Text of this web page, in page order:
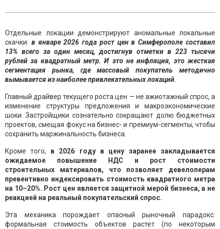
Отдельные локации демонстрируют аномальные локальные
скачки: в январе 2026 года рост цен в Симферополе составил
13% всего за один месяц, достигнув отметки в 223 тысячи
рублей за квадратный метр. И это не инфляция, это жесткая
сегментация рынка, где массовый покупатель методично
вымывается из наиболее привлекательных локаций.
Главный драйвер текущего роста цен — не ажиотажный спрос, а
изменение структуры предложения и макроэкономические
шоки. Застройщики сознательно сокращают долю бюджетных
проектов, смещая фокус на бизнес- и премиум-сегменты, чтобы
сохранить маржинальность бизнеса.
Кроме того, в 2026 году в цену заранее закладывается
ожидаемое повышение НДС и рост стоимости
строительных материалов, что позволяет девелоперам
превентивно индексировать стоимость квадратного метра
на 10–20%. Рост цен является защитной мерой бизнеса, а не
реакцией на реальный покупательский спрос.
Эта механика порождает опасный рыночный парадокс:
формальная стоимость объектов растет (по некоторым